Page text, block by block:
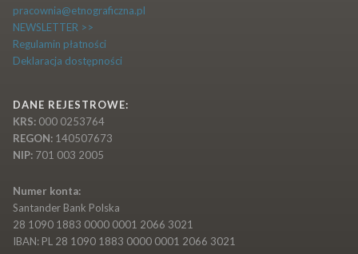
pracownia@etnograficzna.pl
NEWSLETTER >>
Regulamin płatności
Deklaracja dostępności
DANE REJESTROWE:
KRS:000 0253764
REGON:140507673
NIP:701 003 2005
Numer konta:
Santander Bank Polska
28 1090 1883 0000 0001 2066 3021
IBAN: PL 28 1090 1883 0000 0001 2066 3021